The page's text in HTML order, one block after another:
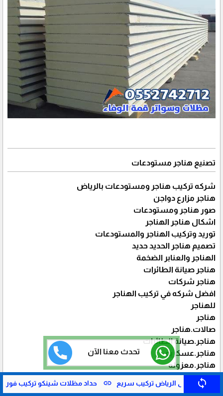
تحدث معنا الآن
sync
حداد مظلات شينكو تركيب فوري بالرياض link ورشة حداد ساندوتش
تصنيع هناجر مستودعات
شركه تركيب هناجر ومستودعات بالرياض
هناجر مزارع دواجن
صور هناجر ومستودعات
اشكال هناجر الهناجر
توريد وتركيب الهناجر والمستودعات
تصميم هناجر الحديد حديد
الهناجر والعنابر الضخمة
هناجر صيانة الطائرات
هناجر شركات
افضل شركه في تركيب الهناجر
للهناجر
هناجر
صالات.هناجر
هناجر.صيانة الطائرات
هناجر.عسكريه
هناجر.معزوله
هناجر.مصانع استراتيجيه
هيكل.حديد بناء هناجر